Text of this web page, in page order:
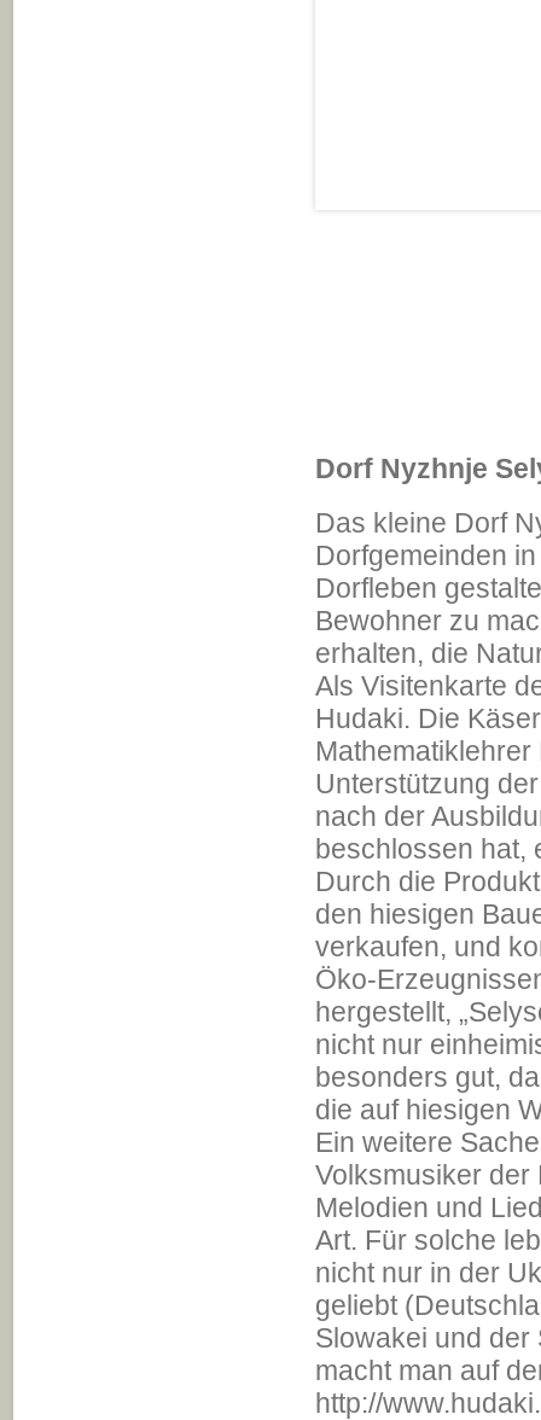
Dorf Nyzhnje
Das kleine Dorf
Dorfgemeinden
Dorfleben
Bewohner zu
erhalten, die
Als Visitenkarte
Hudaki. Die
Unterstützung
nach der
beschlossen hat,
Durch die
den hiesigen
verkaufen, und
Öko-
hergestellt,
nicht nur
besonders gut,
die auf hiesigen
Ein weitere
Volksmusiker der
Melodien und
Art. Für solche
nicht nur in der
geliebt
Slowakei und der
macht man auf
http://